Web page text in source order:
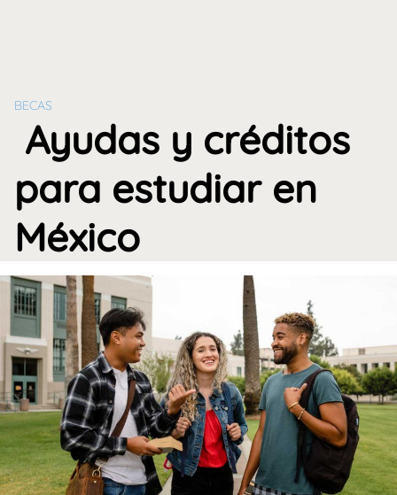
BECAS
Ayudas y créditos
para estudiar en
México